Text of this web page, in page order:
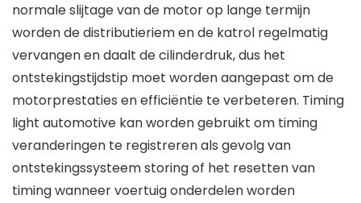
normale slijtage van de motor op lange termijn
worden de distributieriem en de katrol regelmatig
vervangen en daalt de cilinderdruk, dus het
ontstekingstijdstip moet worden aangepast om de
motorprestaties en efficiëntie te verbeteren. Timing
light automotive kan worden gebruikt om timing
veranderingen te registreren als gevolg van
ontstekingssysteem storing of het resetten van
timing wanneer voertuig onderdelen worden